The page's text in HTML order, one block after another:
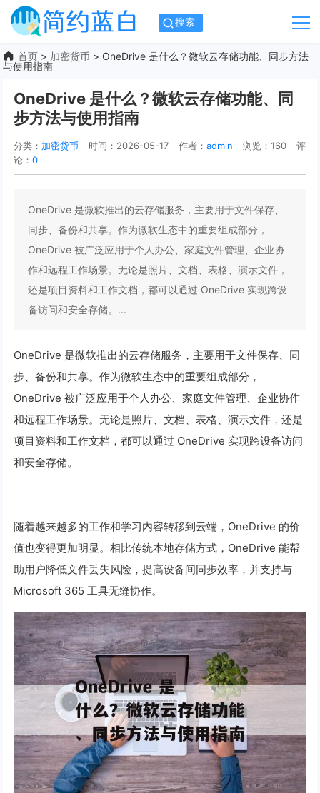
搜索
首页 > 加密货币 > OneDrive 是什么？微软云存储功能、同步方法
与使用指南
OneDrive 是什么？微软云存储功能、同
步方法与使用指南
分类： 加密货币 时间：2026-05-17 作者：admin 浏览：160
评
论：0
OneDrive 是微软推出的云存储服务，主要用于文件保存、
同步、备份和共享。作为微软生态中的重要组成部分，
OneDrive 被广泛应用于个人办公、家庭文件管理、企业协
作和远程工作场景。无论是照片、文档、表格、演示文件，
还是项目资料和工作文档，都可以通过 OneDrive 实现跨设
备访问和安全存储。...
OneDrive 是微软推出的云存储服务，主要用于文件保存、同
步、备份和共享。作为微软生态中的重要组成部分，
OneDrive 被广泛应用于个人办公、家庭文件管理、企业协作
和远程工作场景。无论是照片、文档、表格、演示文件，还是
项目资料和工作文档，都可以通过 OneDrive 实现跨设备访问
和安全存储。
随着越来越多的工作和学习内容转移到云端，OneDrive 的价
值也变得更加明显。相比传统本地存储方式，OneDrive 能帮
助用户降低文件丢失风险，提高设备间同步效率，并支持与
Microsoft 365 工具无缝协作。